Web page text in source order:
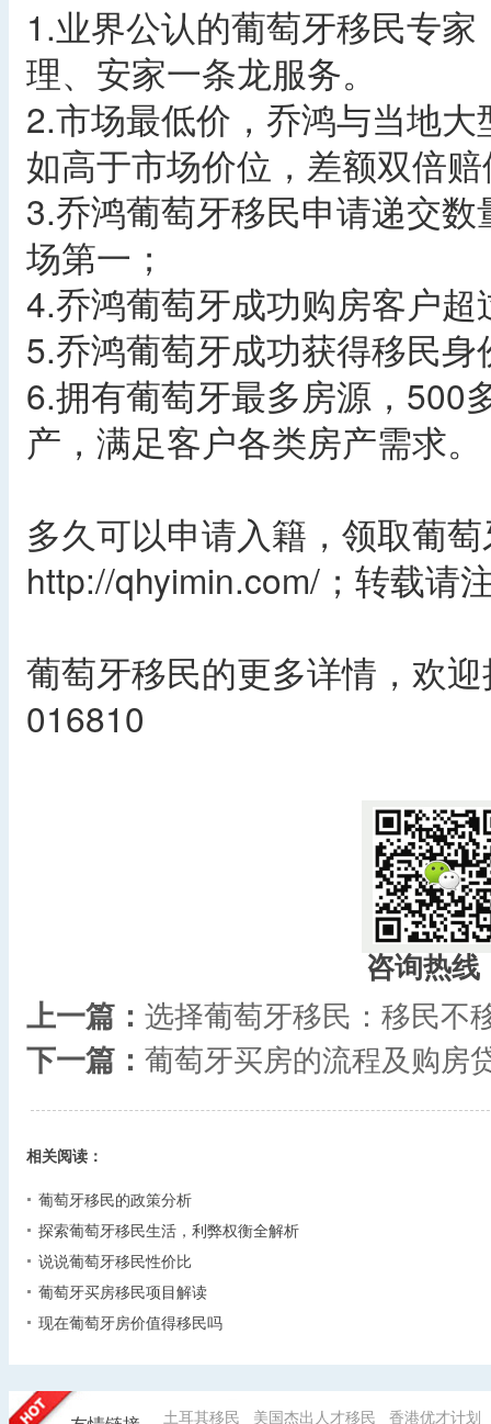
1.业界公认的葡萄牙移民专
理、安家一条龙服务。
2.市场最低价，乔鸿与当地
如高于市场价位，差额双倍
3.乔鸿葡萄牙移民申请递交
场第一；
4.乔鸿葡萄牙成功购房客户
5.乔鸿葡萄牙成功获得移民
6.拥有葡萄牙最多房源，500
产，满足客户各类房产需求。
多久可以申请入籍，领取葡
http://qhyimin.com/；转载请
葡萄牙移民的更多详情，欢
016810
咨询热线
上一篇： 选择葡萄牙移民：移民不
下一篇： 葡萄牙买房的流程及购房
相关阅读：
葡萄牙移民的政策分析
探索葡萄牙移民生活，利弊权衡全解析
说说葡萄牙移民性价比
葡萄牙买房移民项目解读
现在葡萄牙房价值得移民吗
土耳其移民 美国杰出人才移民 香港优才计划